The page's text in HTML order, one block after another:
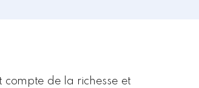
compte de la richesse et